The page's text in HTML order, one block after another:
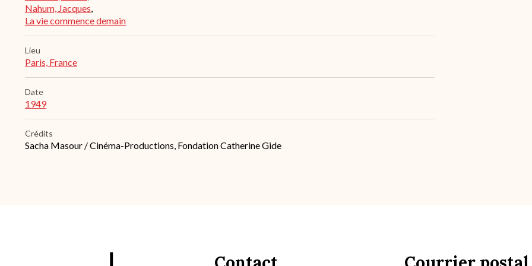
Nahum, Jacques,
La vie commence demain
Lieu
Paris, France
Date
1949
Crédits
Sacha Masour / Cinéma-Productions, Fondation Catherine Gide